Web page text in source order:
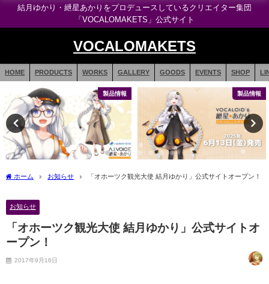
結月ゆかり・紲星あかりをプロデュースしているクリエイター集団
「VOCALOMAKETS」公式サイト
VOCALOMAKETS
HOME PRODUCTS WORKS GALLERY GOODS EVENTS SHOP
製品情報 製品情報
ホーム お知らせ 「オホーツク観光大使 結月ゆかり」公式サイトオープン！
お知らせ
「オホーツク観光大使 結月ゆかり」公式サイトオ
ープン！
2017年9月16日